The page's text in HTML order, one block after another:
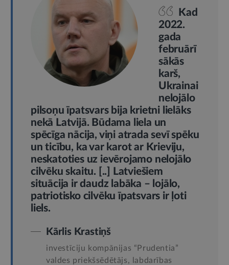
Kad
2022.
gada
februārī
sākās
karš,
Ukrainai
nelojālo
pilsoņu īpatsvars bija krietni lielāks
nekā Latvijā. Būdama liela un
spēcīga nācija, viņi atrada sevī spēku
un ticību, ka var karot ar Krieviju,
neskatoties uz ievērojamo nelojālo
cilvēku skaitu. [..] Latviešiem
situācija ir daudz labāka – lojālo,
patriotisko cilvēku īpatsvars ir ļoti
liels.
Kārlis Krastiņš
investīciju kompānijas “Prudentia”
valdes priekšsēdētājs, labdarības